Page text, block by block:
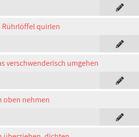
quirlen
verschwenderisch umgehen
oben nehmen